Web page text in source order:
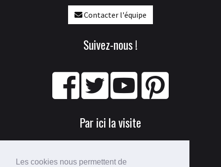
Les cookies nous permettent de
Contacter l'équipe
Suivez-nous !
Par ici la visite